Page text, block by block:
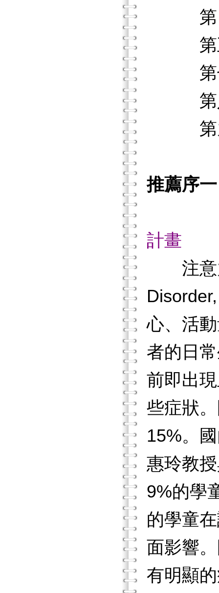
第四
第五
第七
第八
第九
推薦序一
計畫
注
心、活
者的日
前即出
些症狀
15%。
惠玲教
9%的學
的學童
面影響
有明顯